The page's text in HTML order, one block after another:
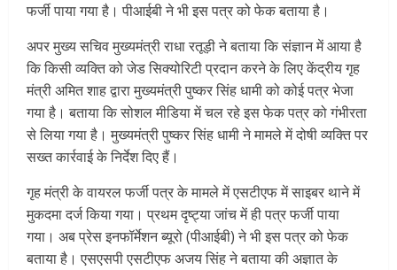
फर्जी पाया गया है। पीआईबी ने भी इस पत्र को फेक बताया है।
अपर मुख्य सचिव मुख्यमंत्री राधा रतूड़ी ने बताया कि संज्ञान में आया है
कि किसी व्यक्ति को जेड सिक्योरिटी प्रदान करने के लिए केंद्रीय गृह
मंत्री अमित शाह द्वारा मुख्यमंत्री पुष्कर सिंह धामी को कोई पत्र भेजा
गया है। बताया कि सोशल मीडिया में चल रहे इस फेक पत्र को गंभीरता
से लिया गया है। मुख्यमंत्री पुष्कर सिंह धामी ने मामले में दोषी व्यक्ति पर
सख्त कार्रवाई के निर्देश दिए हैं।
गृह मंत्री के वायरल फर्जी पत्र के मामले में एसटीएफ में साइबर थाने में
मुकदमा दर्ज किया गया। प्रथम दृष्ट्या जांच में ही पत्र फर्जी पाया
गया। अब प्रेस इनफॉर्मेशन ब्यूरो (पीआईबी) ने भी इस पत्र को फेक
बताया है। एसएसपी एसटीएफ अजय सिंह ने बताया की अज्ञात के